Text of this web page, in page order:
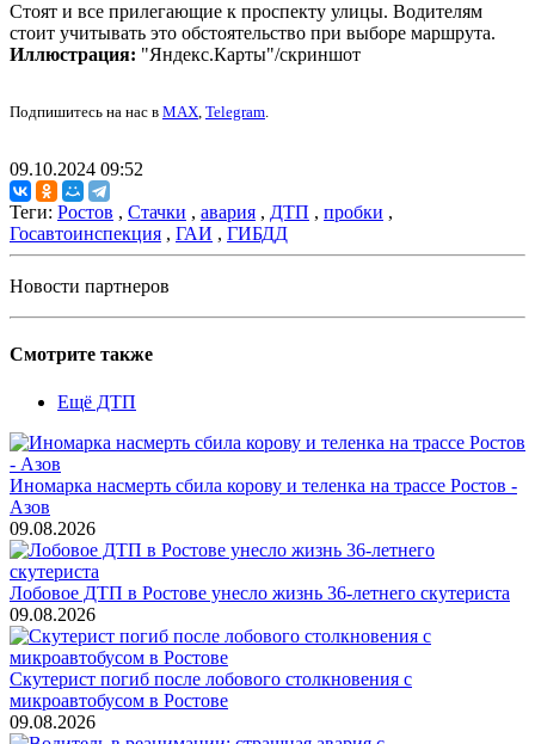
Стоят и все прилегающие к проспекту улицы. Водителям
стоит учитывать это обстоятельство при выборе маршрута.
Иллюстрация: "Яндекс.Карты"/скриншот
Подпишитесь на нас в MAX, Telegram.
09.10.2024 09:52
Теги: Ростов , Стачки , авария , ДТП , пробки ,
Госавтоинспекция , ГАИ , ГИБДД
Новости партнеров
Смотрите также
Ещё ДТП
Иномарка насмерть сбила корову и теленка на трассе Ростов -
Азов
09.08.2026
Лобовое ДТП в Ростове унесло жизнь 36-летнего скутериста
09.08.2026
Скутерист погиб после лобового столкновения с
микроавтобусом в Ростове
09.08.2026